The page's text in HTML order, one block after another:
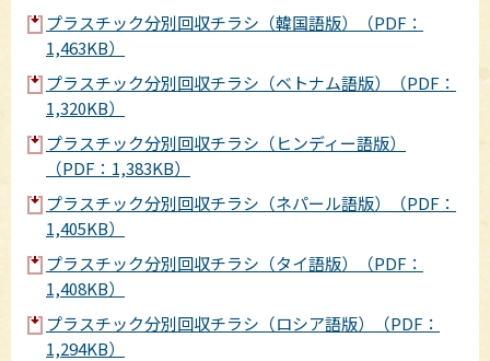
プラスチック分別回収チラシ（韓国語版）（PDF：
1,463KB）
プラスチック分別回収チラシ（ベトナム語版）（PDF：
1,320KB）
プラスチック分別回収チラシ（ヒンディー語版）
（PDF：1,383KB）
プラスチック分別回収チラシ（ネパール語版）（PDF：
1,405KB）
プラスチック分別回収チラシ（タイ語版）（PDF：
1,408KB）
プラスチック分別回収チラシ（ロシア語版）（PDF：
1,294KB）